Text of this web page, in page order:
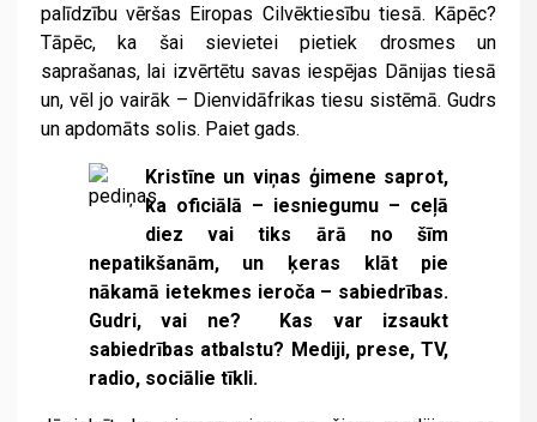
palīdzību vēršas Eiropas Cilvēktiesību tiesā. Kāpēc?
Tāpēc, ka šai sievietei pietiek drosmes un
saprašanas, lai izvērtētu savas iespējas Dānijas tiesā
un, vēl jo vairāk – Dienvidāfrikas tiesu sistēmā. Gudrs
un apdomāts solis. Paiet gads.
Kristīne un viņas ģimene saprot,
ka oficiālā – iesniegumu – ceļā
diez vai tiks ārā no šīm
nepatikšanām, un ķeras klāt pie
nākamā ietekmes ieroča – sabiedrības.
Gudri, vai ne? Kas var izsaukt
sabiedrības atbalstu? Mediji, prese, TV,
radio, sociālie tīkli.